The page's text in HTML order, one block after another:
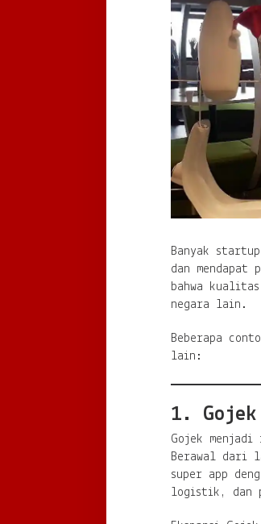
Banyak
dan mendapat
bahwa
negara lain.
Beberapa
lain:
1. Gojek
Gojek
Berawal dari
super app
logistik, dan